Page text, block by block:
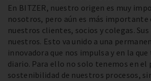
En BITZER, nuestro origen es muy
nosotros, pero aún es más importante
nuestros clientes, socios y colegas.
nuestros. Esto va unido a una
innovadora que nos impulsa y en la
diario. Para ello no solo tenemos en el
sostenibilidad de nuestros procesos,